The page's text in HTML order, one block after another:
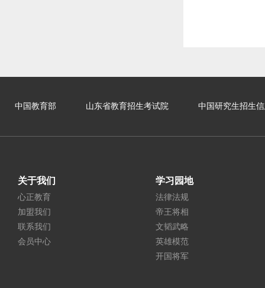
中国教育部 山东省教育招生考试院 中国研究生招生
关于我们
心正教育
加盟我们
联系我们
会员中心
学习园地
法律法规
帝王将相
文韬武略
英雄模范
开国将军